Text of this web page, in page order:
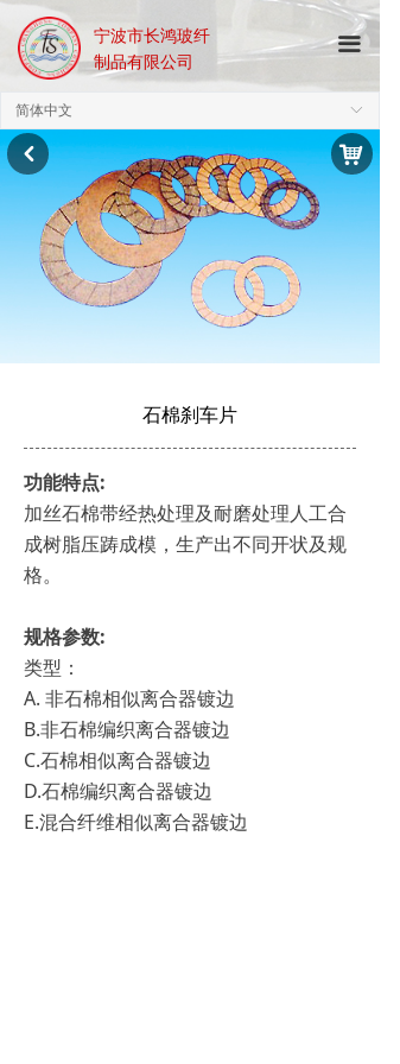
宁波市长鸿玻纤
制品有限公司
끀
ꀅ
简体中文
石棉刹车片
功能特点:
加丝石棉带经热处理及耐磨处理人工合
成树脂压踌成模，生产出不同开状及规
格。
规格参数:
类型：
A. 非石棉相似离合器镀边
B.非石棉编织离合器镀边
C.石棉相似离合器镀边
D.石棉编织离合器镀边
E.混合纤维相似离合器镀边
낙
낒